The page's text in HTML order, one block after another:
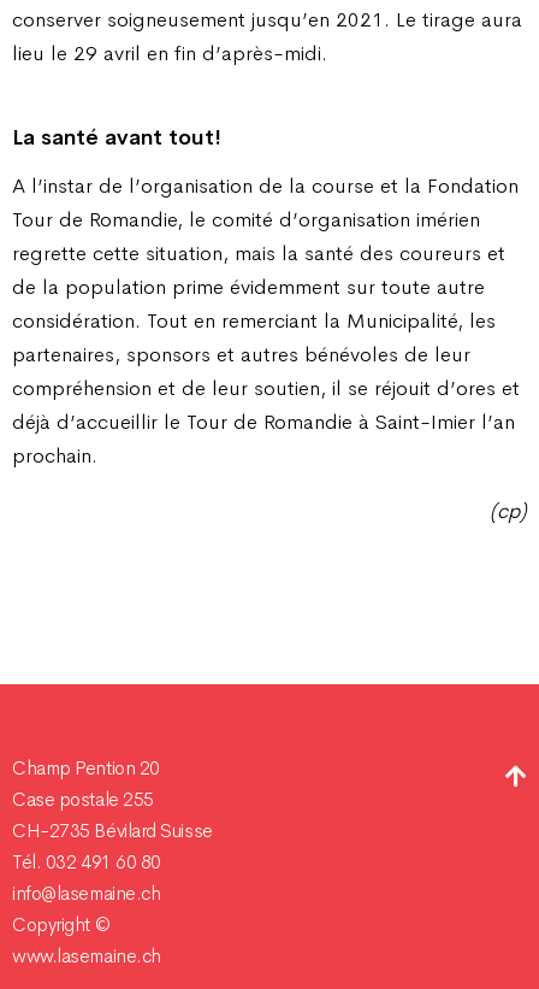
conserver soigneusement jusqu’en 2021. Le tirage aura
lieu le 29 avril en fin d’après-midi.
La santé avant tout!
A l’instar de l’organisation de la course et la Fondation
Tour de Romandie, le comité d’organisation imérien
regrette cette situation, mais la santé des coureurs et
de la population prime évidemment sur toute autre
considération. Tout en remerciant la Municipalité, les
partenaires, sponsors et autres bénévoles de leur
compréhension et de leur soutien, il se réjouit d’ores et
déjà d’accueillir le Tour de Romandie à Saint-Imier l’an
prochain.
(cp)
Champ Pention 20
Case postale 255
CH-2735 Bévilard Suisse
Tél. 032 491 60 80
info@lasemaine.ch
Copyright ©
www.lasemaine.ch